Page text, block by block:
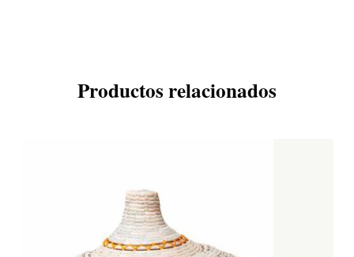
Productos relacionados